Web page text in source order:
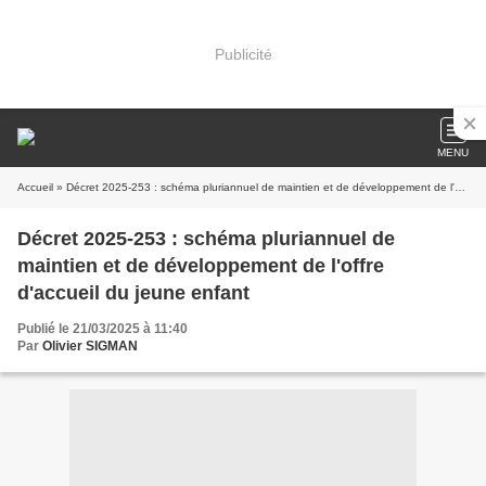
Publicité
MENU
Accueil » Décret 2025-253 : schéma pluriannuel de maintien et de développement de l'offre d'accueil du jeune enfant
Décret 2025-253 : schéma pluriannuel de
maintien et de développement de l'offre
d'accueil du jeune enfant
Publié le 21/03/2025 à 11:40
Par Olivier SIGMAN